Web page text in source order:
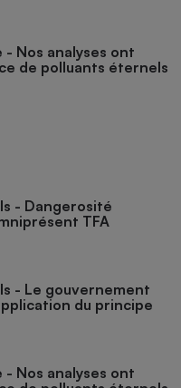
- Nos analyses ont
de polluants éternels
- Dangerosité
TFA
- Le gouvernement
du principe
- Nos analyses ont